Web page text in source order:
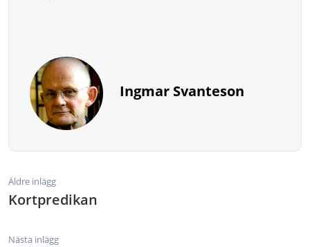
Ingmar Svanteson
Äldre inlägg
Kortpredikan
Nästa inlägg